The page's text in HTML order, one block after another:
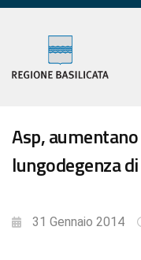
Asp,
lungodegenza
31 Gennaio 2014